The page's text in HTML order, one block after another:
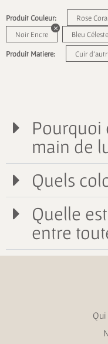
Produit Couleur: Rose
Noir Encre
Bleu Céleste
Produit Matiere: Cuir
Pourquoi
main de
Quels
Quelle
entre